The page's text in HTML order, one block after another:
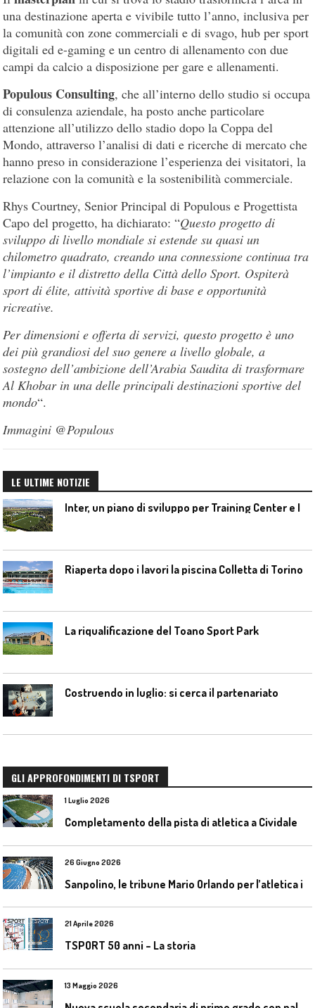
una destinazione aperta e vivibile tutto l’anno, inclusiva per
la comunità con zone commerciali e di svago, hub per sport
digitali ed e-gaming e un centro di allenamento con due
campi da calcio a disposizione per gare e allenamenti.
Populous Consulting, che all’interno dello studio si occupa
di consulenza aziendale, ha posto anche particolare
attenzione all’utilizzo dello stadio dopo la Coppa del
Mondo, attraverso l’analisi di dati e ricerche di mercato che
hanno preso in considerazione l’esperienza dei visitatori, la
relazione con la comunità e la sostenibilità commerciale.
Rhys Courtney, Senior Principal di Populous e Progettista
Capo del progetto, ha dichiarato: “Questo progetto di
sviluppo di livello mondiale si estende su quasi un
chilometro quadrato, creando una connessione continua tra
l’impianto e il distretto della Città dello Sport. Ospiterà
sport di élite, attività sportive di base e opportunità
ricreative.
Per dimensioni e offerta di servizi, questo progetto è uno
dei più grandiosi del suo genere a livello globale, a
sostegno dell’ambizione dell’Arabia Saudita di trasformare
Al Khobar in una delle principali destinazioni sportive del
mondo“.
Immagini @Populous
LE ULTIME NOTIZIE
Riaperta dopo i lavori la piscina Colletta di Torino
La riqualificazione del Toano Sport Park
Costruendo in luglio: si cerca il partenariato
GLI APPROFONDIMENTI DI TSPORT
1 Luglio 2026
26 Giugno 2026
21 Aprile 2026
TSPORT 50 anni – La storia
13 Maggio 2026